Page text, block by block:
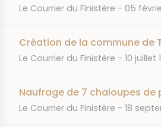
JOURNAL
Le Courrier du Finistère DATE
05
Création de la commune de
JOURNAL
Le Courrier du Finistère DATE
10 juillet
Naufrage de 7 chaloupes de
JOURNAL
Le Courrier du Finistère DATE
18